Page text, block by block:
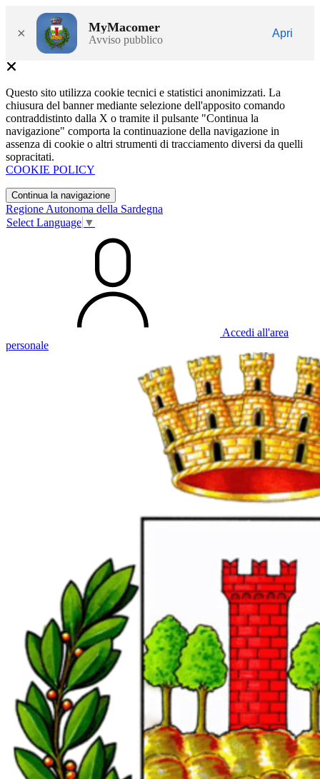
× MyMacomer
Avviso pubblico
Apri
Questo sito utilizza cookie tecnici e statistici anonimizzati. La
chiusura del banner mediante selezione dell'apposito comando
contraddistinto dalla X o tramite il pulsante "Continua la
navigazione" comporta la continuazione della navigazione in
assenza di cookie o altri strumenti di tracciamento diversi da quelli
sopracitati.
COOKIE POLICY
Continua la navigazione
Regione Autonoma della Sardegna
Select Language ▼
Accedi all'area
personale